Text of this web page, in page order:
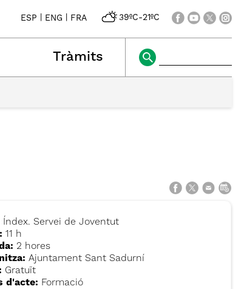
ESP ENG FRA 39ºC-21ºC
Tràmits
Índex. Servei de Joventut
11 h
2 hores
Ajuntament Sant Sadurní
Gratuït
d'acte: Formació